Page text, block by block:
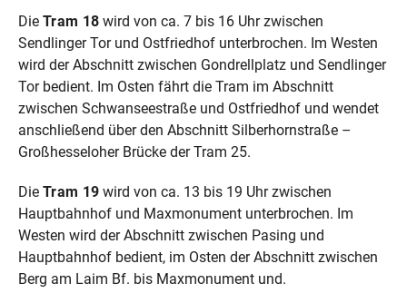
Die Tram 18 wird von ca. 7 bis 16 Uhr zwischen
Sendlinger Tor und Ostfriedhof unterbrochen. Im Westen
wird der Abschnitt zwischen Gondrellplatz und Sendlinger
Tor bedient. Im Osten fährt die Tram im Abschnitt
zwischen Schwanseestraße und Ostfriedhof und wendet
anschließend über den Abschnitt Silberhornstraße –
Großhesseloher Brücke der Tram 25.
Die Tram 19 wird von ca. 13 bis 19 Uhr zwischen
Hauptbahnhof und Maxmonument unterbrochen. Im
Westen wird der Abschnitt zwischen Pasing und
Hauptbahnhof bedient, im Osten der Abschnitt zwischen
Berg am Laim Bf. bis Maxmonument und.